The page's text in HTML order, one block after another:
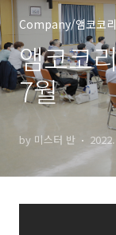
Company/앰코코
앰코코
7월
by 미스터 반